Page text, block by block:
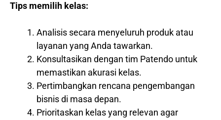
Tips memilih kelas:
Analisis secara menyeluruh produk atau
layanan yang Anda tawarkan.
Konsultasikan dengan tim Patendo untuk
memastikan akurasi kelas.
Pertimbangkan rencana pengembangan
bisnis di masa depan.
Prioritaskan kelas yang relevan agar